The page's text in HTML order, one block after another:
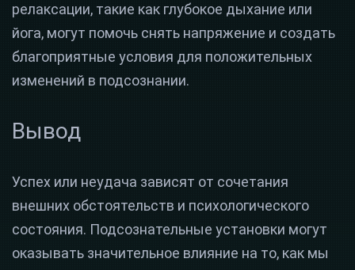
релаксации, такие как глубокое дыхание или
йога, могут помочь снять напряжение и создать
благоприятные условия для положительных
изменений в подсознании.
Вывод
Успех или неудача зависят от сочетания
внешних обстоятельств и психологического
состояния. Подсознательные установки могут
оказывать значительное влияние на то, как мы